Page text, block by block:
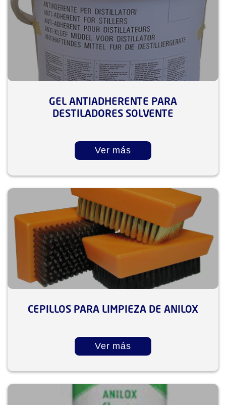
GEL ANTIADHERENTE PARA
DESTILADORES SOLVENTE
Ver más
CEPILLOS PARA LIMPIEZA DE ANILOX
Ver más